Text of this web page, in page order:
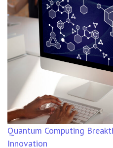
Quantum Computing
Innovation